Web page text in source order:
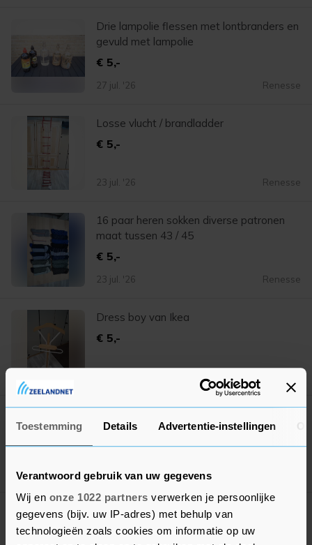
Toestemming Details Advertentie-instellingen
Verantwoord gebruik van uw gegevens
Wij en onze 1022 partners verwerken je persoonlijke
gegevens (bijv. uw IP-adres) met behulp van
technologieën zoals cookies om informatie op uw
Drie lampolie flessen met lontbranders en
gevuld met lampolie
€ 5,-
Renesse
27 jul. '26
Losse vlucht / brandladder
€ 5,-
Renesse
23 jul. '26
16 paar heren sokken diverse patronen
maat tussen 43 / 45
€ 5,-
Renesse
23 jul. '26
Dress boy van Ikea
€ 5,-
23 jul. '26
Happybed wasbaar all season dekbed /
teddy plush / taupe.